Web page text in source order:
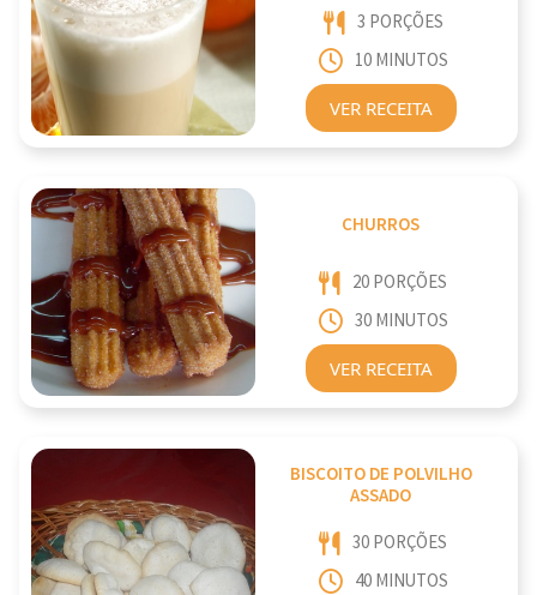
3 PORÇÕES
10 MINUTOS
VER RECEITA
CHURROS
20 PORÇÕES
30 MINUTOS
VER RECEITA
BISCOITO DE POLVILHO
ASSADO
30 PORÇÕES
40 MINUTOS